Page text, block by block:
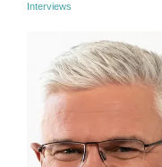
Interviews